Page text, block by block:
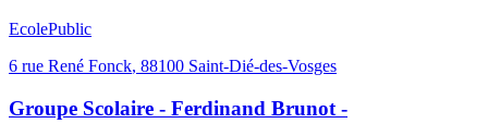
EcolePublic
6 rue René Fonck, 88100 Saint-Dié-des-Vosges
Groupe Scolaire - Ferdinand Brunot -